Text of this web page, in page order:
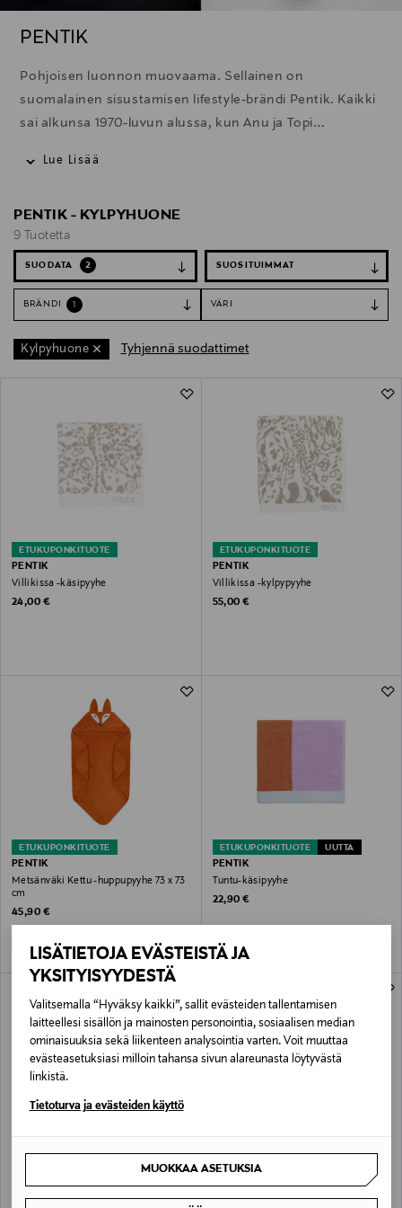
LISÄTIETOJA EVÄSTEISTÄ JA
YKSITYISYYDESTÄ
Valitsemalla “Hyväksy kaikki”, sallit evästeiden tallentamisen
laitteellesi sisällön ja mainosten personointia, sosiaalisen median
ominaisuuksia sekä liikenteen analysointia varten. Voit muuttaa
evästeasetuksiasi milloin tahansa sivun alareunasta löytyvästä
linkistä.
Tietoturva ja evästeiden käyttö
MUOKKAA ASETUKSIA
PENTIK
Pohjoisen luonnon muovaama. Sellainen on
suomalainen sisustamisen lifestyle-brändi Pentik. Kaikki
sai alkunsa 1970-luvun alussa, kun Anu ja Topi
keramiikkatehdas. Siellä savesta saadaan aikaan jotakin
ainutlaatuista – rakkaudella tehty, kotimainen tuote.
Lue Lisää
PENTIK - KYLPYHUONE
9 Tuotetta
SUODATA 2
BRÄNDI 1 VÄRI
Kylpyhuone Tyhjennä suodattimet
ETUKUPONKITUOTE
PENTIK
Villikissa -käsipyyhe
Original Price
24,00 €
ETUKUPONKITUOTE
PENTIK
Villikissa -kylpypyyhe
Original Price
55,00 €
ETUKUPONKITUOTE
PENTIK
Metsänväki Kettu -huppupyyhe 73 x 73
cm
Original Price
45,90 €
ETUKUPONKITUOTE UUTTA
PENTIK
Tuntu-käsipyyhe
Original Price
22,90 €
Original Price
45,90 €
Original Price
39,90 €